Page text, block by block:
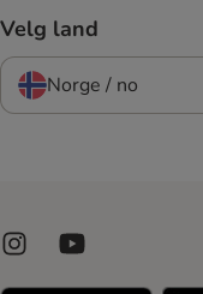
Velg land
Norge / no